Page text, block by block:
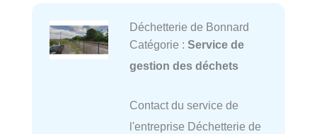
Déchetterie de Bonnard
Catégorie : Service de
gestion des déchets
Contact du service de
l'entreprise Déchetterie de